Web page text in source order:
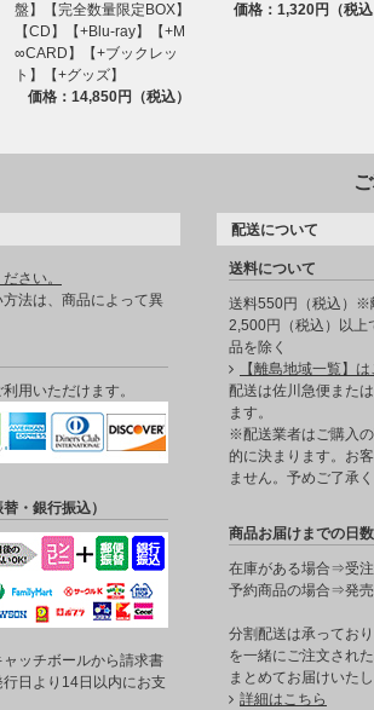
盤】【完全数量限定BOX】
【CD】【+Blu-ray】【+M
∞CARD】【+ブックレッ
ト】【+グッズ】
価格：14,850円（税込）
価格：1,320円（税込
さい。
法は、商品によって異
用いただけます。
・銀行振込）
ッチボールから請求書
日より14日以内にお支
配送について
送料について
送料550円（税込）※
2,500円（税込）以
品を除く
【離島地域一覧】は
配送は佐川急便また
ます。
※配送業者はご購入
的に決まります。お
ません。予めご了承く
商品お届けまでの日数
在庫がある場合⇒受
予約商品の場合⇒発
分割配送は承ってお
を一緒にご注文され
まとめてお届けいたし
詳細はこちら